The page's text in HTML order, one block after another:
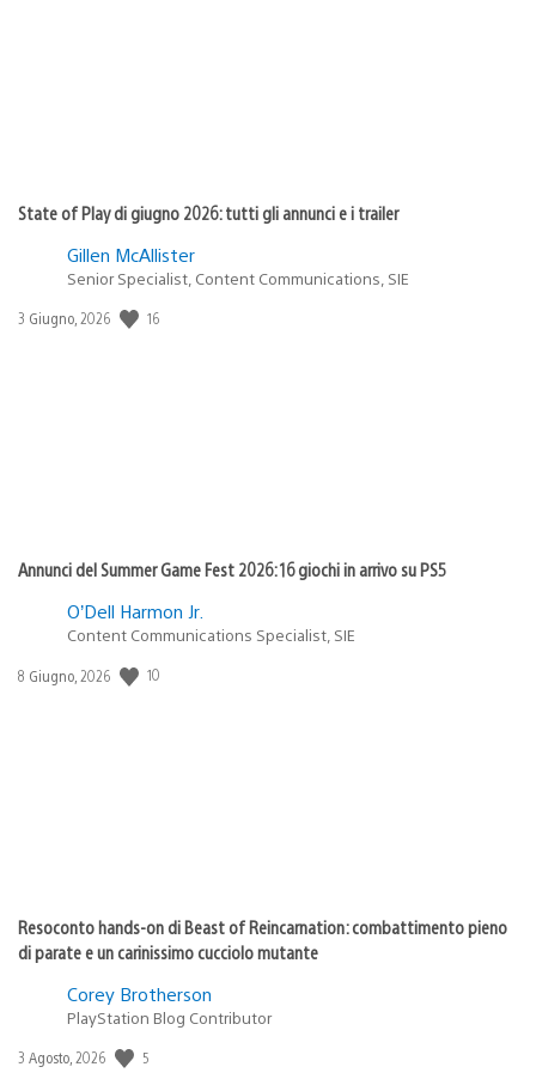
State of Play di giugno 2026: tutti gli annunci e i trailer
Gillen McAllister
Senior Specialist, Content Communications, SIE
Data
3 Giugno, 2026 16
Annunci del Summer Game Fest 2026: 16 giochi in arrivo su PS5
O’Dell Harmon Jr.
Content Communications Specialist, SIE
Data
8 Giugno, 2026 10
Resoconto hands-on di Beast of Reincarnation: combattimento pieno
di parate e un carinissimo cucciolo mutante
Corey Brotherson
PlayStation Blog Contributor
Data
3 Agosto, 2026 5